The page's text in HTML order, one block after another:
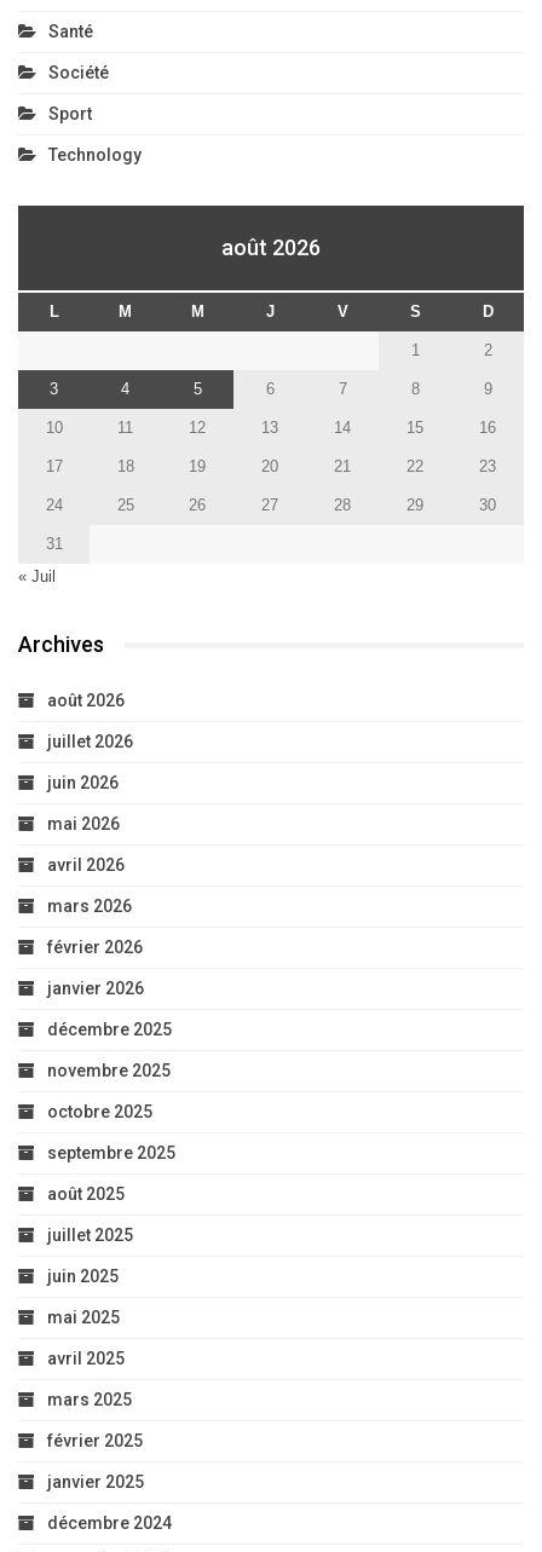
Santé
Société
Sport
Technology
août 2026
L M M J V S D
1 2
3 4 5 6 7 8 9
10 11 12 13 14 15 16
17 18 19 20 21 22 23
24 25 26 27 28 29 30
31
« Juil
Archives
août 2026
juillet 2026
juin 2026
mai 2026
avril 2026
mars 2026
février 2026
janvier 2026
décembre 2025
novembre 2025
octobre 2025
septembre 2025
août 2025
juillet 2025
juin 2025
mai 2025
avril 2025
mars 2025
février 2025
janvier 2025
décembre 2024